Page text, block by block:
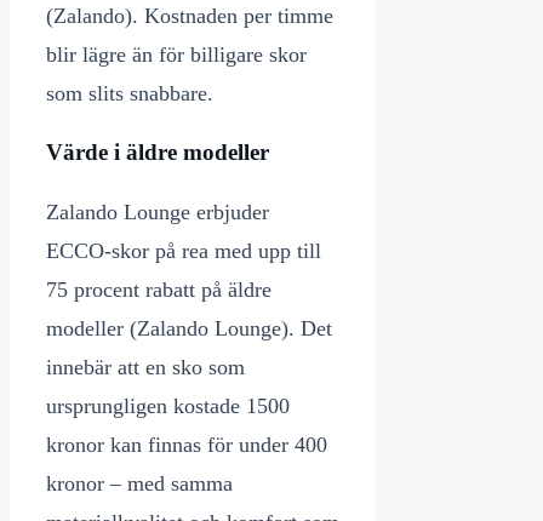
(Zalando). Kostnaden per timme
blir lägre än för billigare skor
som slits snabbare.
Värde i äldre modeller
Zalando Lounge erbjuder
ECCO-skor på rea med upp till
75 procent rabatt på äldre
modeller (Zalando Lounge). Det
innebär att en sko som
ursprungligen kostade 1500
kronor kan finnas för under 400
kronor – med samma